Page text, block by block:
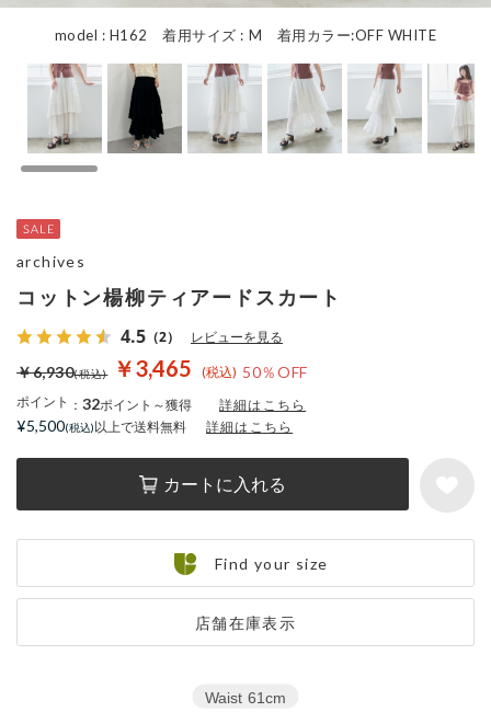
model : H162 着用サイズ : M 着用カラー:OFF WHITE
コットン楊柳ティアードスカート
4.5 （2） レビューを見る
￥3,465 50％OFF
￥6,930
ポイント ： 32ポイント～獲得 詳細はこちら
カートに入れる
店舗在庫表示
archives
¥5,500 以上で送料無料 詳細はこちら
Find your size
Waist 61cm